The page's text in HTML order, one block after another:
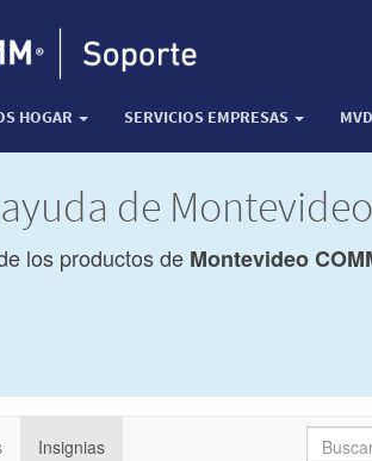
HOGAR SERVICIOS EMPRESAS
de Montevideo
los productos de Montevideo
Insignias